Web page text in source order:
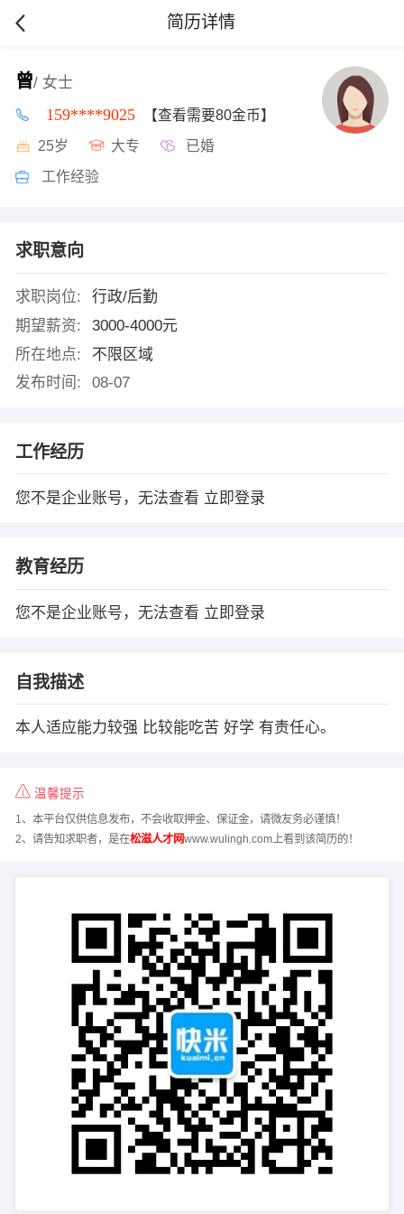
简历详情
曾/ 女士
159****9025 【查看需要80金币】
25岁 大专 已婚
工作经验
求职意向
求职岗位:
行政/后勤
期望薪资:
3000-4000元
所在地点:
不限区域
发布时间:
08-07
工作经历
您不是企业账号，无法查看 立即登录
教育经历
您不是企业账号，无法查看 立即登录
自我描述
本人适应能力较强 比较能吃苦 好学 有责任心。
温馨提示
1、本平台仅供信息发布，不会收取押金、保证金，请微友务必谨慎！
2、请告知求职者，是在松滋人才网www.wulingh.com上看到该简历的！